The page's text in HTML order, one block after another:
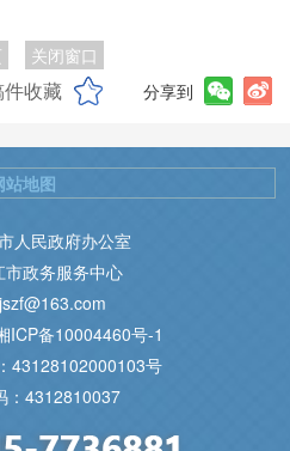
关闭窗口
件收藏 分享到
人民政府办公室
市政务服务中心
ICP备10004460号-1
43128102000103号
：4312810037
站地图